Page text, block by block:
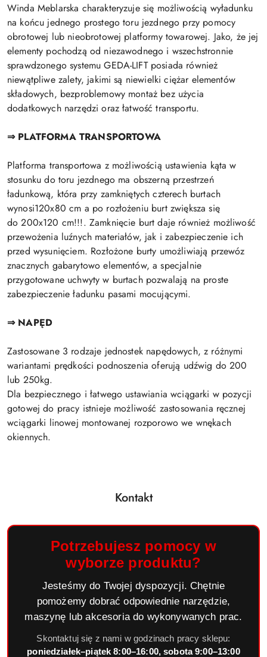
Winda Meblarska charakteryzuje się możliwością wyładunku
na końcu jednego prostego toru jezdnego przy pomocy
obrotowej lub nieobrotowej platformy towarowej. Jako, że jej
elementy pochodzą od niezawodnego i wszechstronnie
sprawdzonego systemu GEDA-LIFT posiada również
niewątpliwe zalety, jakimi są niewielki ciężar elementów
składowych, bezproblemowy montaż bez użycia
dodatkowych narzędzi oraz łatwość transportu.
⇒ PLATFORMA TRANSPORTOWA
Platforma transportowa z możliwością ustawienia kąta w
stosunku do toru jezdnego ma obszerną przestrzeń
ładunkową, która przy zamkniętych czterech burtach
wynosi120x80 cm a po rozłożeniu burt zwiększa się
do 200x120 cm!!!. Zamknięcie burt daje również możliwość
przewożenia luźnych materiałów, jak i zabezpieczenie ich
przed wysunięciem. Rozłożone burty umożliwiają przewóz
znacznych gabarytowo elementów, a specjalnie
przygotowane uchwyty w burtach pozwalają na proste
zabezpieczenie ładunku pasami mocującymi.
⇒ NAPĘD
Zastosowane 3 rodzaje jednostek napędowych, z różnymi
wariantami prędkości podnoszenia oferują udźwig do 200
lub 250kg.
Dla bezpiecznego i łatwego ustawiania wciągarki w pozycji
gotowej do pracy istnieje możliwość zastosowania ręcznej
wciągarki linowej montowanej rozporowo we wnękach
okiennych.
Kontakt
Potrzebujesz pomocy w
wyborze produktu?
Jesteśmy do Twojej dyspozycji. Chętnie
pomożemy dobrać odpowiednie narzędzie,
maszynę lub akcesoria do wykonywanych prac.
Skontaktuj się z nami w godzinach pracy sklepu:
poniedziałek–piątek 8:00–16:00, sobota 9:00–13:00